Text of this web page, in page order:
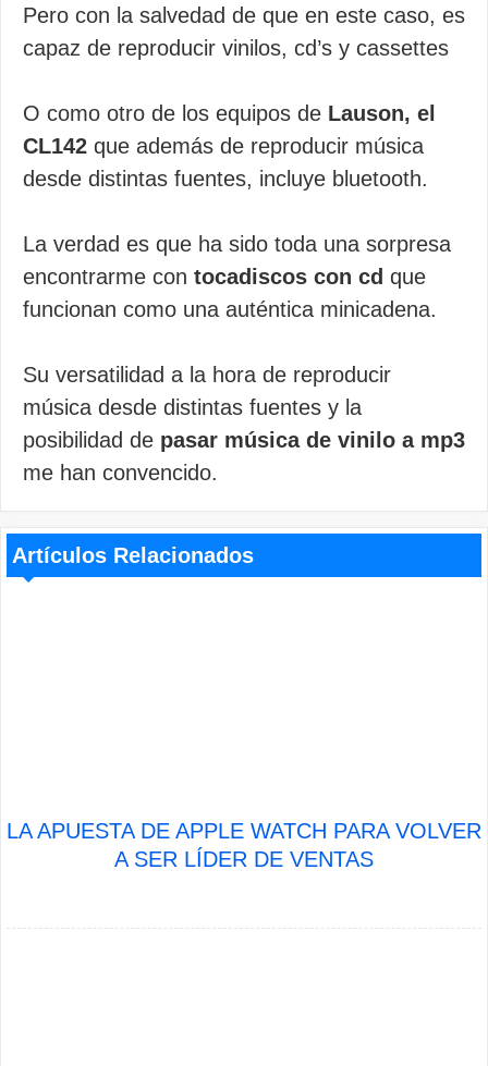
Pero con la salvedad de que en este caso, es
capaz de reproducir vinilos, cd’s y cassettes
O como otro de los equipos de Lauson, el
CL142 que además de reproducir música
desde distintas fuentes, incluye bluetooth.
La verdad es que ha sido toda una sorpresa
encontrarme con tocadiscos con cd que
funcionan como una auténtica minicadena.
Su versatilidad a la hora de reproducir
música desde distintas fuentes y la
posibilidad de pasar música de vinilo a mp3
me han convencido.
Artículos Relacionados
LA APUESTA DE APPLE WATCH PARA VOLVER
A SER LÍDER DE VENTAS